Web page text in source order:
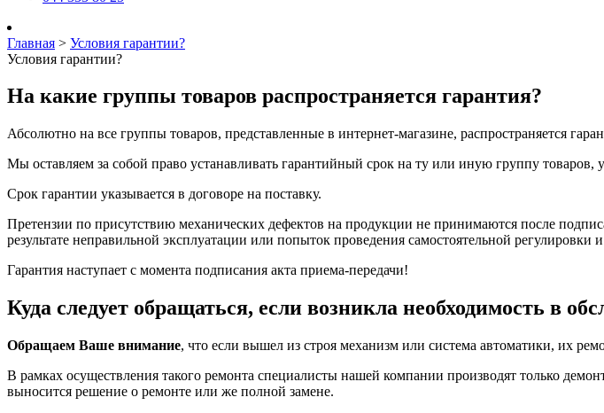
Главная > Условия гарантии?
Условия гарантии?
На какие группы товаров распространяется гарантия?
Абсолютно на все группы товаров, представленные в интернет-магазине, распространяется
Мы оставляем за собой право устанавливать гарантийный срок на ту или иную группу
Срок гарантии указывается в договоре на поставку.
Претензии по присутствию механических дефектов на продукции не принимаются после
результате неправильной эксплуатации или попыток проведения самостоятельной
Гарантия наступает с момента подписания акта приема-передачи!
Куда следует обращаться, если возникла необходимость в
Обращаем Ваше внимание, что если вышел из строя механизм или система автоматики, их
В рамках осуществления такого ремонта специалисты нашей компании производят только
выносится решение о ремонте или же полной замене.